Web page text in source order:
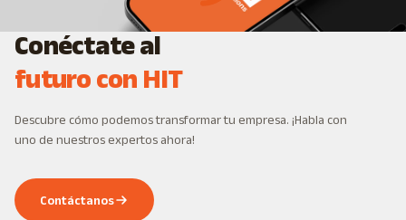
Conéctate al
futuro con HIT
Descubre cómo podemos transformar tu empresa. ¡Habla con
uno de nuestros expertos ahora!
Contáctanos